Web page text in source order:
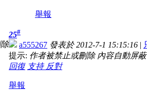
舉報
25#
a555267 發表於 2012-7-1 15:15:16 |
提示: 作者被禁止或刪除 內容自動屏蔽
回復 支持 反對
舉報